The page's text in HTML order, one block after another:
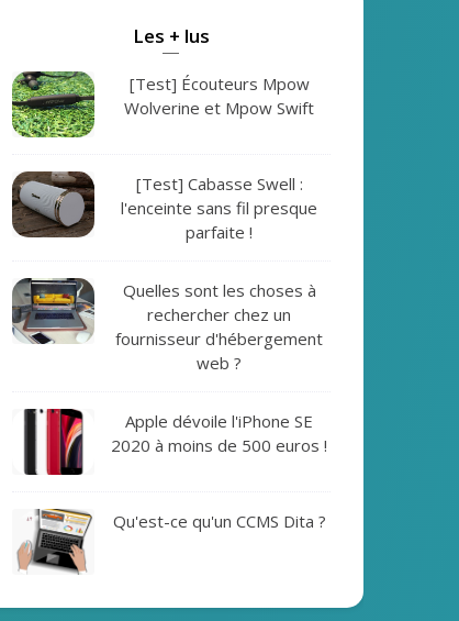
Les + lus
[Test] Écouteurs Mpow
Wolverine et Mpow Swift
[Test] Cabasse Swell :
l'enceinte sans fil presque
parfaite !
Quelles sont les choses à
rechercher chez un
fournisseur d'hébergement
web ?
Apple dévoile l'iPhone SE
2020 à moins de 500 euros !
Qu'est-ce qu'un CCMS Dita ?